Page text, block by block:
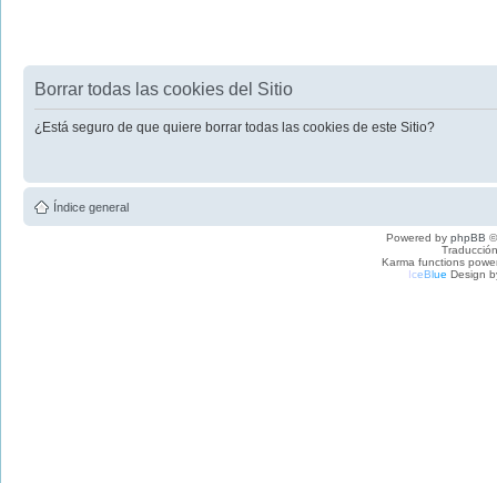
Borrar todas las cookies del Sitio
¿Está seguro de que quiere borrar todas las cookies de este Sitio?
Índice general
Powered by phpBB
Karma functions
IceBlue Design